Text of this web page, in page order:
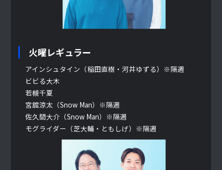
火曜レギュラー
アインシュタイン（稲田直樹・河井ゆずる）※隔週
ビビる大木
若槻千夏
宮舘涼太（Snow Man）※隔週
佐久間大介（Snow Man）※隔週
モグライダー（芝大輔・ともしげ）※隔週